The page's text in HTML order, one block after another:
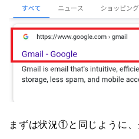
まずは状況①と同じように